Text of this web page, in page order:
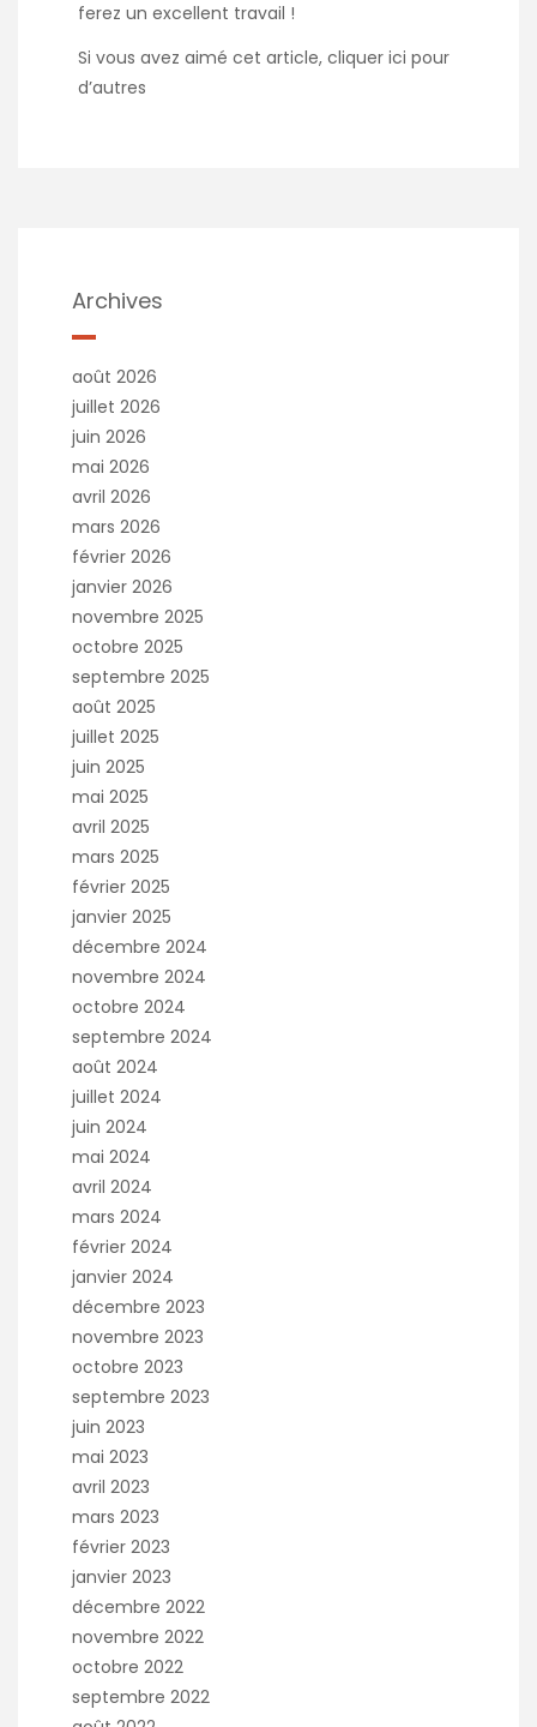
ferez un excellent travail !
Si vous avez aimé cet article, cliquer ici pour
d’autres
Archives
août 2026
juillet 2026
juin 2026
mai 2026
avril 2026
mars 2026
février 2026
janvier 2026
novembre 2025
octobre 2025
septembre 2025
août 2025
juillet 2025
juin 2025
mai 2025
avril 2025
mars 2025
février 2025
janvier 2025
décembre 2024
novembre 2024
octobre 2024
septembre 2024
août 2024
juillet 2024
juin 2024
mai 2024
avril 2024
mars 2024
février 2024
janvier 2024
décembre 2023
novembre 2023
octobre 2023
septembre 2023
juin 2023
mai 2023
avril 2023
mars 2023
février 2023
janvier 2023
décembre 2022
novembre 2022
octobre 2022
septembre 2022